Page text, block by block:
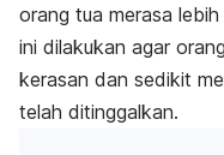
orang tua merasa
ini dilakukan agar
kerasan dan sedikit
telah ditinggalkan.